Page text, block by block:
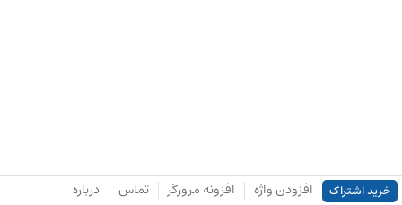
خرید اشتراک افزودن واژه افزونه مرورگر تماس درباره